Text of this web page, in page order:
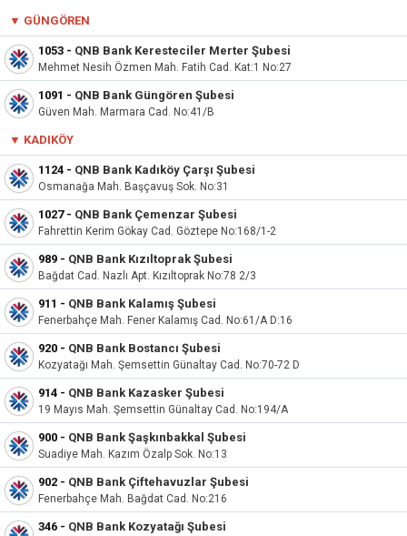
▼ GÜNGÖREN
1053 - QNB Bank Keresteciler Merter Şubesi
Mehmet Nesih Özmen Mah. Fatih Cad. Kat:1 No:27
1091 - QNB Bank Güngören Şubesi
Güven Mah. Marmara Cad. No:41/B
▼ KADIKÖY
1124 - QNB Bank Kadıköy Çarşı Şubesi
Osmanağa Mah. Başçavuş Sok. No:31
1027- QNB Bank Çemenzar Şubesi
Fahrettin Kerim Gökay Cad. Göztepe No:168/1-2
989 - QNB Bank Kızıltoprak Şubesi
Bağdat Cad. Nazlı Apt. Kızıltoprak No:78 2/3
911 - QNB Bank Kalamış Şubesi
Fenerbahçe Mah. Fener Kalamış Cad. No:61/A D:16
920 - QNB Bank Bostancı Şubesi
Kozyatağı Mah. Şemsettin Günaltay Cad. No:70-72 D
914 - QNB Bank Kazasker Şubesi
19 Mayıs Mah. Şemsettin Günaltay Cad. No:194/A
900 - QNB Bank Şaşkınbakkal Şubesi
Suadiye Mah. Kazım Özalp Sok. No:13
902 - QNB Bank Çiftehavuzlar Şubesi
Fenerbahçe Mah. Bağdat Cad. No:216
346 - QNB Bank Kozyatağı Şubesi